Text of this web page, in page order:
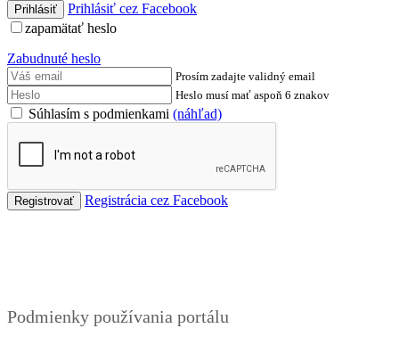
Prihlásiť cez Facebook
zapamätať heslo
Zabudnuté heslo
Prosím zadajte validný email
Heslo musí mať aspoň 6 znakov
Súhlasím s podmienkami (náhľad)
Registrácia cez Facebook
Podmienky používania portálu